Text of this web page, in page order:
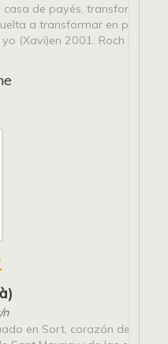
casa de payés, transformada
a transformar en
(Xavi)en 2001. Roch Hotel
n
en Sort, corazón del